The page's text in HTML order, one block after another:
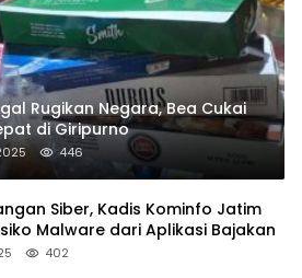
Rugikan Negara, Bea Cukai
di Giripurno
446
Siber, Kadis Kominfo Jatim
Malware dari Aplikasi Bajakan
402